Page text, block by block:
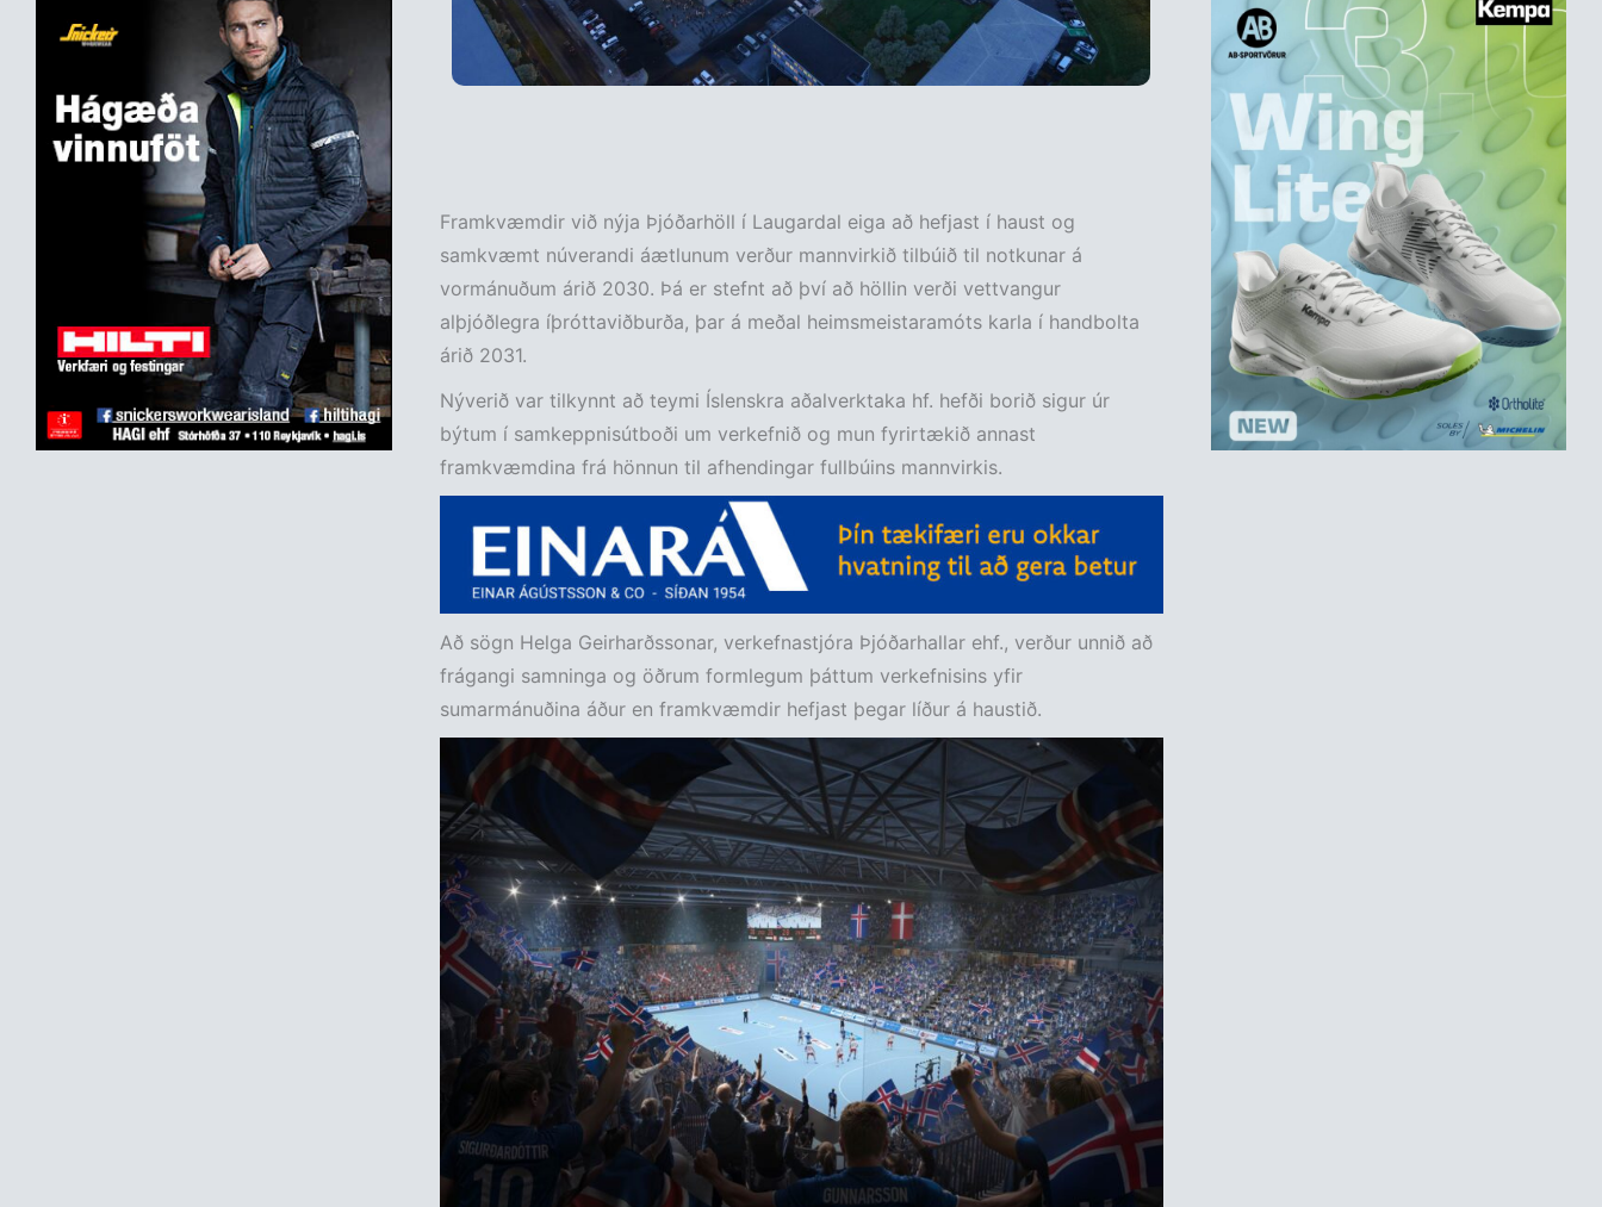
Framkvæmdir við nýja Þjóðarhöll í Laugardal eiga að hefjast í haust og
samkvæmt núverandi áætlunum verður mannvirkið tilbúið til notkunar á
vormánuðum árið 2030. Þá er stefnt að því að höllin verði vettvangur
alþjóðlegra íþróttaviðburða, þar á meðal heimsmeistaramóts karla í handbolta
árið 2031.
Nýverið var tilkynnt að teymi Íslenskra aðalverktaka hf. hefði borið sigur úr
býtum í samkeppnisútboði um verkefnið og mun fyrirtækið annast
framkvæmdina frá hönnun til afhendingar fullbúins mannvirkis.
Að sögn Helga Geirharðssonar, verkefnastjóra Þjóðarhallar ehf., verður unnið að
frágangi samninga og öðrum formlegum þáttum verkefnisins yfir
sumarmánuðina áður en framkvæmdir hefjast þegar líður á haustið.